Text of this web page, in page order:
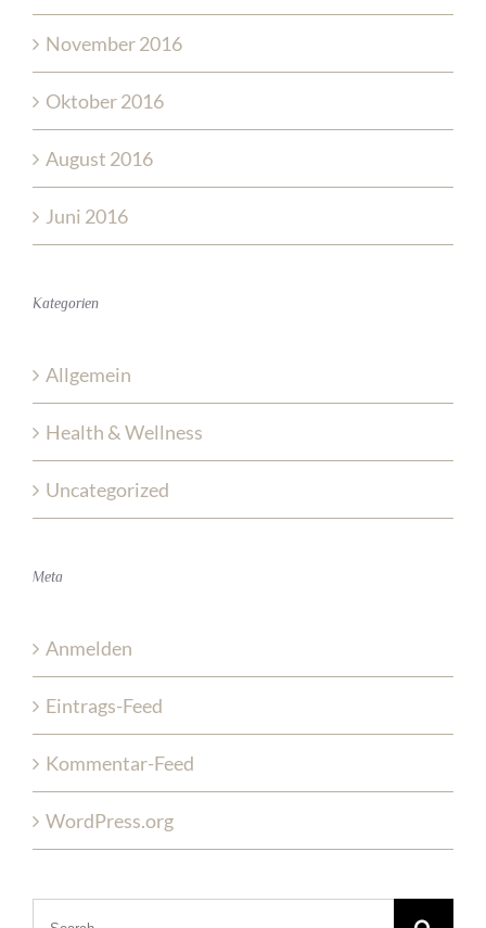
November 2016
Oktober 2016
August 2016
Juni 2016
Kategorien
Allgemein
Health & Wellness
Uncategorized
Meta
Anmelden
Eintrags-Feed
Kommentar-Feed
WordPress.org